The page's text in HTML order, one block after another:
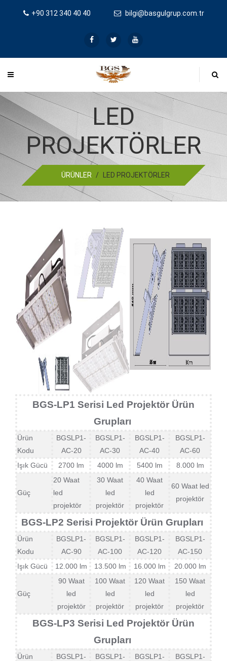
+90 312 340 40 40 bilgi@basgulgrup.com.tr
LED
PROJEKTÖRLER
ÜRÜNLER / LED PROJEKTÖRLER
BGS-LP1 Serisi Led Projektör Ürün
Grupları
Ürün
Kodu
BGSLP1-
AC-20
BGSLP1-
AC-30
BGSLP1-
AC-40
BGSLP1-
AC-60
Işık Gücü
2700 lm 4000 lm 5400 lm 8.000 lm
Güç
20 Waat
led
projektör
30 Waat
led
projektör
40 Waat
led
projektör
60 Waat led
projektör
BGS-LP2 Serisi Projektör Ürün Grupları
Ürün
Kodu
BGSLP1-
AC-90
BGSLP1-
AC-100
BGSLP1-
AC-120
BGSLP1-
AC-150
Işık Gücü
12.000 lm 13.500 lm 16.000 lm 20.000 lm
Güç
90 Waat
led
projektör
100 Waat
led
projektör
120 Waat
led
projektör
150 Waat
led
projektör
BGS-LP3 Serisi Led Projektör Ürün
Grupları
Ürün
BGSLP1-
BGSLP1-
BGSLP1-
BGSLP1-